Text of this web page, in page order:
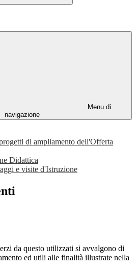
Menu di
navigazione
di ampliamento dell'Offerta
Didattica
e visite d'Istruzione
da questo utilizzati si avvalgono di
ed utili alle finalità illustrate nella